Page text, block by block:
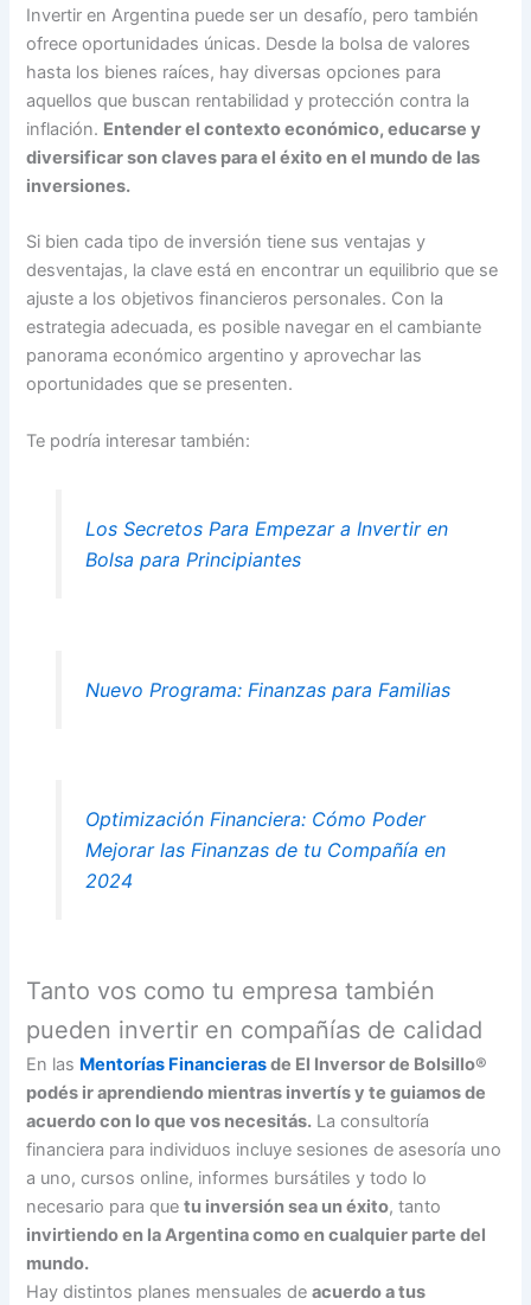
Invertir en Argentina puede ser un desafío, pero también
ofrece oportunidades únicas. Desde la bolsa de valores
hasta los bienes raíces, hay diversas opciones para
aquellos que buscan rentabilidad y protección contra la
inflación. Entender el contexto económico, educarse y
diversificar son claves para el éxito en el mundo de las
inversiones.
Si bien cada tipo de inversión tiene sus ventajas y
desventajas, la clave está en encontrar un equilibrio que se
ajuste a los objetivos financieros personales. Con la
estrategia adecuada, es posible navegar en el cambiante
panorama económico argentino y aprovechar las
oportunidades que se presenten.
Te podría interesar también:
Los Secretos Para Empezar a Invertir en
Bolsa para Principiantes
Nuevo Programa: Finanzas para Familias
Optimización Financiera: Cómo Poder
Mejorar las Finanzas de tu Compañía en
2024
Tanto vos como tu empresa también
pueden invertir en compañías de calidad
En las Mentorías Financierasde El Inversor de Bolsillo®
podés ir aprendiendo mientras invertís y te guiamos de
acuerdo con lo que vos necesitás. La consultoría
financiera para individuos incluye sesiones de asesoría uno
a uno, cursos online, informes bursátiles y todo lo
necesario para quetu inversión sea un éxito, tanto
invirtiendo en la Argentina como en cualquier parte del
mundo.
Hay distintos planes mensuales deacuerdo a tus